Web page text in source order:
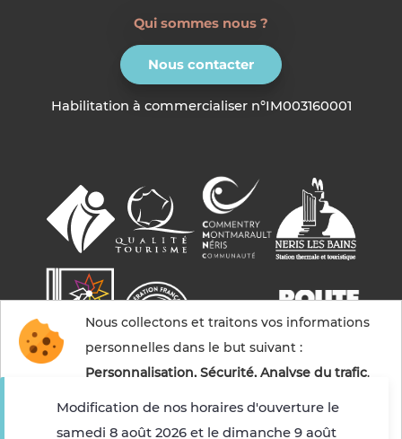
Qui sommes nous ?
Nous contacter
Habilitation à commercialiser n°IM003160001
Modification de nos horaires d'ouverture le
samedi 8 août 2026 et le dimanche 9 août
Nous collectons et traitons vos informations
personnelles dans le but suivant :
Personnalisation, Sécurité, Analyse du trafic.